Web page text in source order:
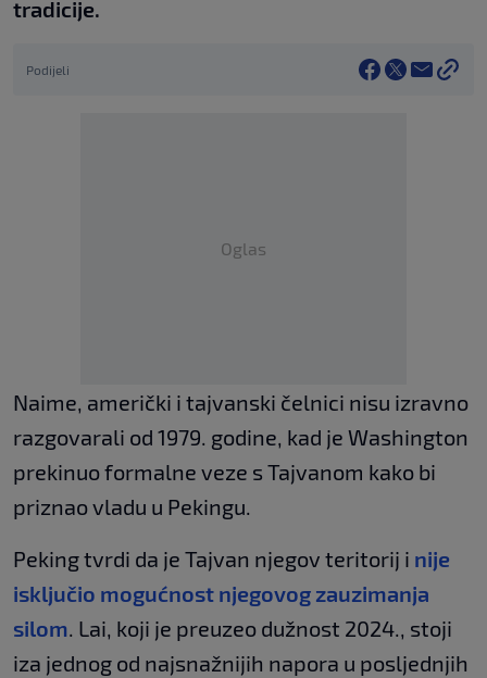
tradicije.
Podijeli
Oglas
Naime, američki i tajvanski čelnici nisu izravno
razgovarali od 1979. godine, kad je Washington
prekinuo formalne veze s Tajvanom kako bi
priznao vladu u Pekingu.
Peking tvrdi da je Tajvan njegov teritorij i nije
isključio mogućnost njegovog zauzimanja
silom. Lai, koji je preuzeo dužnost 2024., stoji
iza jednog od najsnažnijih napora u posljednjih